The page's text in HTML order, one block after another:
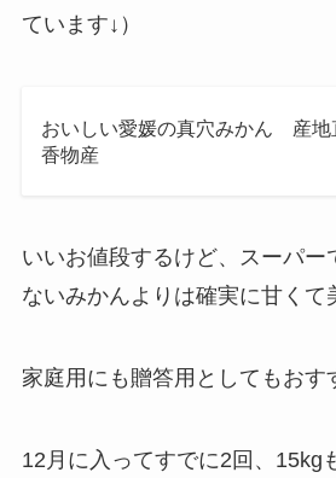
ています↓）
おいしい愛媛の真穴みかん 産地
香物産
いいお値段するけど、スーパー
ないみかんよりは確実に甘くて
家庭用にも贈答用としてもおす
12月に入ってすでに2回、15kg